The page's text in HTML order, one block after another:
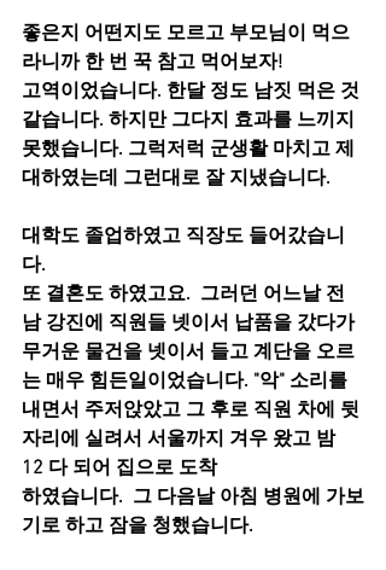
좋은지 어떤지도 모르고 부모님이 먹으
라니까 한 번 꾹 참고 먹어보자!
고역이었습니다. 한달 정도 남짓 먹은 것
같습니다. 하지만 그다지 효과를 느끼지
못했습니다. 그럭저럭 군생활 마치고 제
대하였는데 그런대로 잘 지냈습니다.
대학도 졸업하였고 직장도 들어갔습니
다.
또 결혼도 하였고요.  그러던 어느날 전
남 강진에 직원들 넷이서 납품을 갔다가
무거운 물건을 넷이서 들고 계단을 오르
는 매우 힘든일이었습니다. "악" 소리를
내면서 주저앉았고 그 후로 직원 차에 뒷
자리에 실려서 서울까지 겨우 왔고 밤
12 다 되어 집으로 도착
하였습니다.  그 다음날 아침 병원에 가보
기로 하고 잠을 청했습니다.